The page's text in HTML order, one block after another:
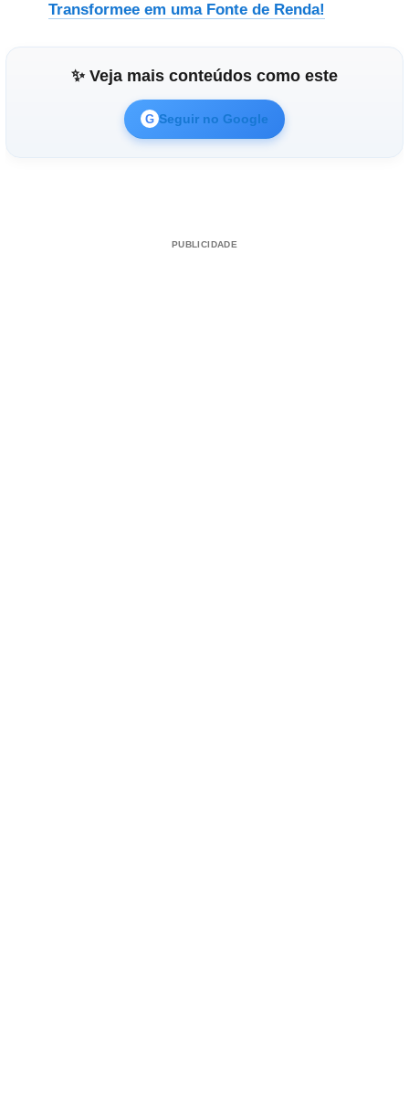
Transformee em uma Fonte de Renda!
✨ Veja mais conteúdos como este
G Seguir no Google
PUBLICIDADE